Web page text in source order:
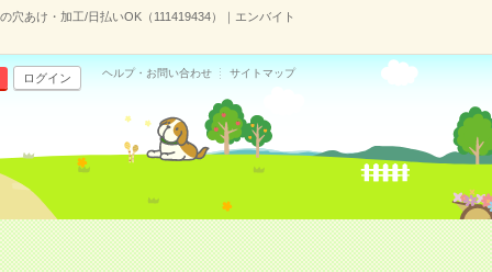
穴あけ・加工/日払いOK（111419434）｜エンバイト
ログイン ヘルプ・お問い合わせ サイトマップ